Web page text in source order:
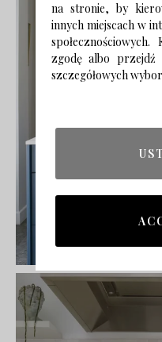
na stronie, by
innych miejscach w
zgodę albo przejdź
szczegółowych